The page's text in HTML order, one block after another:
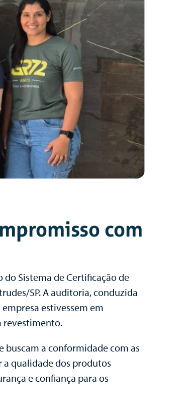
com
do Sistema de Certificação de
SP. A auditoria, conduzida
estivessem em
revestimento.
buscam a conformidade com as
a qualidade dos produtos
e confiança para os